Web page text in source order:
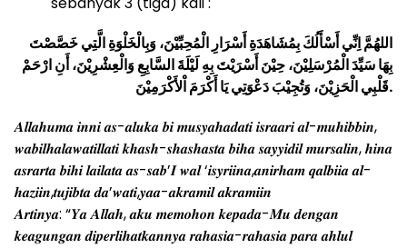
اللهُمَّ اِنِّي أَسْأَلُكَ بِمُشَاهَدَةِ أَسْرَارِ الْمُحِبِّيْنَ، وَبِالْخَلْوَةِ الَّتِي خَصَّصْتَ
بِهَا سَيِّدَ الْمُرْسَلِيْنَ، حِيْنَ أَسْرَيْتَ بِهِ لَيْلَةَ السَّابِعِ وَالْعِشْرِيْنَ، أَنِ ارْحَمْ
قَلْبِي الْحَزِيْنَ، وَتُجِيْبَ دَعْوَتِي يَا أَكْرَمَ اْلأَكْرَمِيْنَ.
𝑨𝒍𝒍𝒂𝒉𝒖𝒎𝒂 𝒊𝒏𝒏𝒊 𝒂𝒔-𝒂𝒍𝒖𝒌𝒂 𝒃𝒊 𝒎𝒖𝒔𝒚𝒂𝒉𝒂𝒅𝒂𝒕𝒊 𝒊𝒔𝒓𝒂𝒂𝒓𝒊 𝒂𝒍-𝒎𝒖𝒉𝒊𝒃𝒃𝒊𝒏,
𝒘𝒂𝒃𝒊𝒍𝒉𝒂𝒍𝒂𝒘𝒂𝒕𝒊𝒍𝒍𝒂𝒕𝒊 𝒌𝒉𝒂𝒔𝒉-𝒔𝒉𝒂𝒔𝒉𝒂𝒔𝒕𝒂 𝒃𝒊𝒉𝒂 𝒔𝒂𝒚𝒚𝒊𝒅𝒊𝒍 𝒎𝒖𝒓𝒔𝒂𝒍𝒊𝒏, 𝒉𝒊𝒏𝒂
𝒂𝒔𝒓𝒂𝒓𝒕𝒂 𝒃𝒊𝒉𝒊 𝒍𝒂𝒊𝒍𝒂𝒕𝒂 𝒂𝒔-𝒔𝒂𝒃’𝑰 𝒘𝒂𝒍 ‘𝒊𝒔𝒚𝒓𝒊𝒊𝒏𝒂,𝒂𝒏𝒊𝒓𝒉𝒂𝒎 𝒒𝒂𝒍𝒃𝒊𝒊𝒂 𝒂𝒍-
𝒉𝒂𝒛𝒊𝒊𝒏,𝒕𝒖𝒋𝒊𝒃𝒕𝒂 𝒅𝒂’𝒘𝒂𝒕𝒊,𝒚𝒂𝒂-𝒂𝒌𝒓𝒂𝒎𝒊𝒍 𝒂𝒌𝒓𝒂𝒎𝒊𝒊𝒏
𝑨𝒓𝒕𝒊𝒏𝒚𝒂: “𝒀𝒂 𝑨𝒍𝒍𝒂𝒉, 𝒂𝒌𝒖 𝒎𝒆𝒎𝒐𝒉𝒐𝒏 𝒌𝒆𝒑𝒂𝒅𝒂-𝑴𝒖 𝒅𝒆𝒏𝒈𝒂𝒏
𝒌𝒆𝒂𝒈𝒖𝒏𝒈𝒂𝒏 𝒅𝒊𝒑𝒆𝒓𝒍𝒊𝒉𝒂𝒕𝒌𝒂𝒏𝒏𝒚𝒂 𝒓𝒂𝒉𝒂𝒔𝒊𝒂-𝒓𝒂𝒉𝒂𝒔𝒊𝒂 𝒑𝒂𝒓𝒂 𝒂𝒉𝒍𝒖𝒍